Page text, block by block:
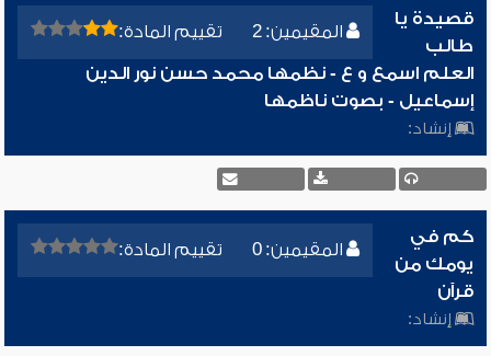
المقيمين: 2 تقييم المادة:
قصيدة يا
طالب
العلم اسمع و ع - نظمها محمد حسن نور الدين
إسماعيل - بصوت ناظمها
إنشاد:
المقيمين: 0 تقييم المادة:
كم في
يومك من
قرآن
إنشاد: